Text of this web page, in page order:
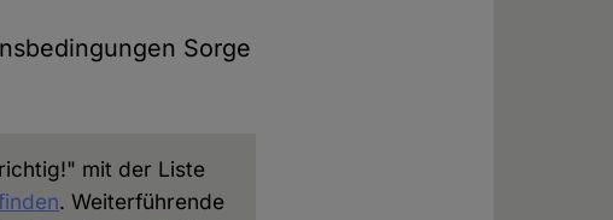
Sorge
mit der Liste
. Weiterführende